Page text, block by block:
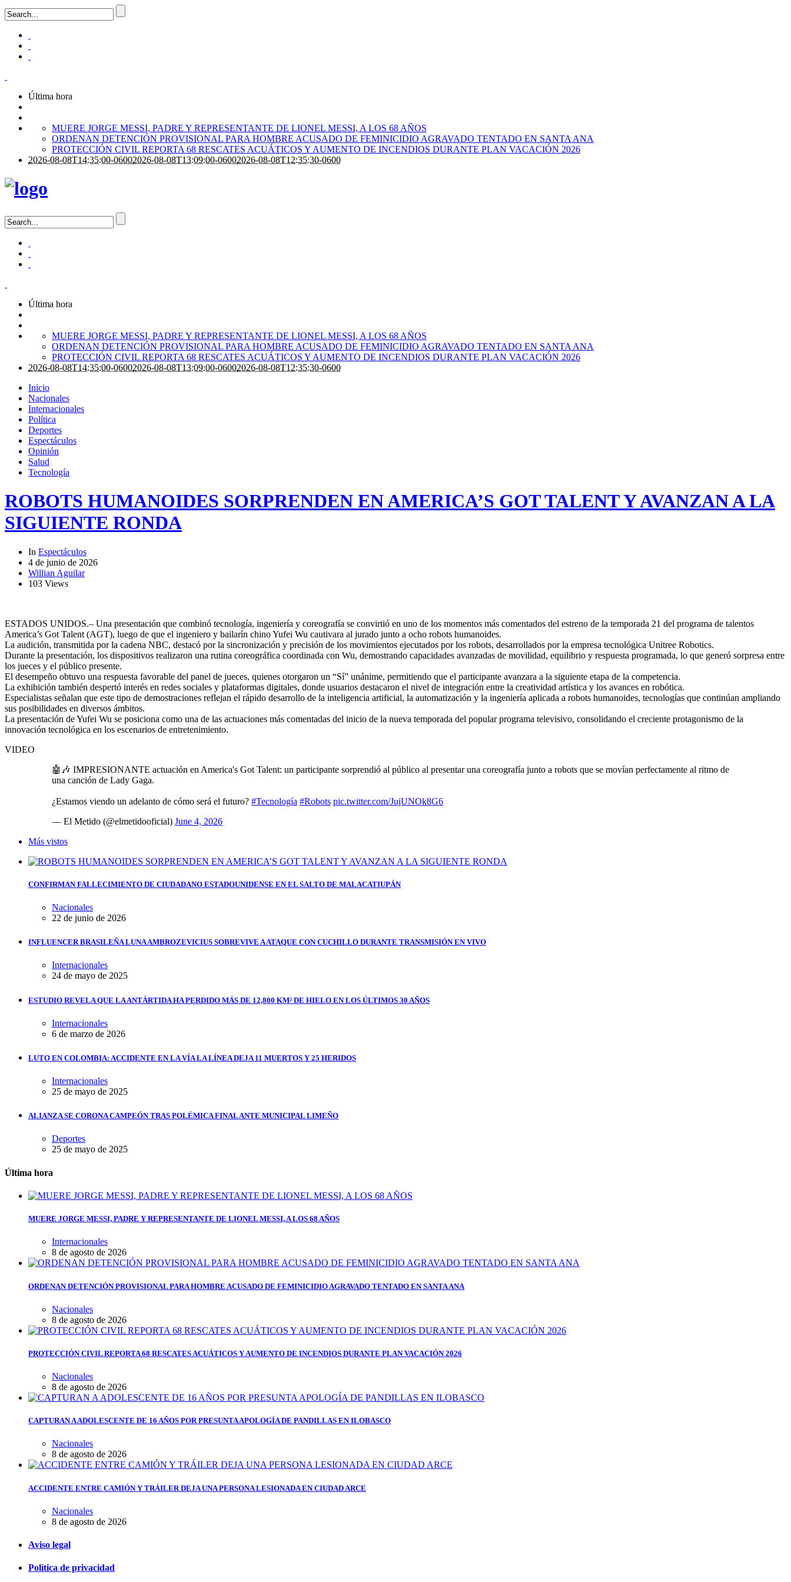
Última hora
MUERE JORGE MESSI, PADRE Y REPRESENTANTE DE LIONEL MESSI, A LOS 68 AÑOS
ORDENAN DETENCIÓN PROVISIONAL PARA HOMBRE ACUSADO DE FEMINICIDIO AGRAVADO TENTADO EN SANTA ANA
PROTECCIÓN CIVIL REPORTA 68 RESCATES ACUÁTICOS Y AUMENTO DE INCENDIOS DURANTE PLAN VACACIÓN 2026
2026-08-08T14:35:00-06002026-08-08T13:09:00-06002026-08-08T12:35:30-0600
Última hora
MUERE JORGE MESSI, PADRE Y REPRESENTANTE DE LIONEL MESSI, A LOS 68 AÑOS
ORDENAN DETENCIÓN PROVISIONAL PARA HOMBRE ACUSADO DE FEMINICIDIO AGRAVADO TENTADO EN SANTA ANA
PROTECCIÓN CIVIL REPORTA 68 RESCATES ACUÁTICOS Y AUMENTO DE INCENDIOS DURANTE PLAN VACACIÓN 2026
2026-08-08T14:35:00-06002026-08-08T13:09:00-06002026-08-08T12:35:30-0600
Inicio
Nacionales
Internacionales
Política
Deportes
Espectáculos
Opinión
Salud
Tecnología
ROBOTS HUMANOIDES SORPRENDEN EN AMERICA’S GOT TALENT Y AVANZAN A LA
SIGUIENTE RONDA
In Espectáculos
4 de junio de 2026
Willian Aguilar
103 Views
ESTADOS UNIDOS.– Una presentación que combinó tecnología, ingeniería y coreografía se convirtió en uno de los momentos más comentados del estreno de la temporada 21 del programa de talentos
America’s Got Talent (AGT), luego de que el ingeniero y bailarín chino Yufei Wu cautivara al jurado junto a ocho robots humanoides.
La audición, transmitida por la cadena NBC, destacó por la sincronización y precisión de los movimientos ejecutados por los robots, desarrollados por la empresa tecnológica Unitree Robotics.
Durante la presentación, los dispositivos realizaron una rutina coreográfica coordinada con Wu, demostrando capacidades avanzadas de movilidad, equilibrio y respuesta programada, lo que generó sorpresa entre
los jueces y el público presente.
El desempeño obtuvo una respuesta favorable del panel de jueces, quienes otorgaron un “Sí” unánime, permitiendo que el participante avanzara a la siguiente etapa de la competencia.
La exhibición también despertó interés en redes sociales y plataformas digitales, donde usuarios destacaron el nivel de integración entre la creatividad artística y los avances en robótica.
Especialistas señalan que este tipo de demostraciones reflejan el rápido desarrollo de la inteligencia artificial, la automatización y la ingeniería aplicada a robots humanoides, tecnologías que continúan ampliando
sus posibilidades en diversos ámbitos.
La presentación de Yufei Wu se posiciona como una de las actuaciones más comentadas del inicio de la nueva temporada del popular programa televisivo, consolidando el creciente protagonismo de la
innovación tecnológica en los escenarios de entretenimiento.
VIDEO
🤖🎶 IMPRESIONANTE actuación en America's Got Talent: un participante sorprendió al público al presentar una coreografía junto a robots que se movían perfectamente al ritmo de
una canción de Lady Gaga.
¿Estamos viendo un adelanto de cómo será el futuro? #Tecnología #Robots pic.twitter.com/JujUNOk8G6
— El Metido (@elmetidooficial) June 4, 2026
Más vistos
CONFIRMAN FALLECIMIENTO DE CIUDADANO ESTADOUNIDENSE EN EL SALTO DE MALACATIUPÁN
Nacionales
22 de junio de 2026
INFLUENCER BRASILEÑA LUNA AMBROZEVICIUS SOBREVIVE A ATAQUE CON CUCHILLO DURANTE TRANSMISIÓN EN VIVO
Internacionales
24 de mayo de 2025
ESTUDIO REVELA QUE LA ANTÁRTIDA HA PERDIDO MÁS DE 12,800 KM² DE HIELO EN LOS ÚLTIMOS 30 AÑOS
Internacionales
6 de marzo de 2026
LUTO EN COLOMBIA: ACCIDENTE EN LA VÍA LA LÍNEA DEJA 11 MUERTOS Y 25 HERIDOS
Internacionales
25 de mayo de 2025
ALIANZA SE CORONA CAMPEÓN TRAS POLÉMICA FINAL ANTE MUNICIPAL LIMEÑO
Deportes
25 de mayo de 2025
Última hora
MUERE JORGE MESSI, PADRE Y REPRESENTANTE DE LIONEL MESSI, A LOS 68 AÑOS
Internacionales
8 de agosto de 2026
ORDENAN DETENCIÓN PROVISIONAL PARA HOMBRE ACUSADO DE FEMINICIDIO AGRAVADO TENTADO EN SANTA ANA
Nacionales
8 de agosto de 2026
PROTECCIÓN CIVIL REPORTA 68 RESCATES ACUÁTICOS Y AUMENTO DE INCENDIOS DURANTE PLAN VACACIÓN 2026
Nacionales
8 de agosto de 2026
CAPTURAN A ADOLESCENTE DE 16 AÑOS POR PRESUNTA APOLOGÍA DE PANDILLAS EN ILOBASCO
Nacionales
8 de agosto de 2026
ACCIDENTE ENTRE CAMIÓN Y TRÁILER DEJA UNA PERSONA LESIONADA EN CIUDAD ARCE
Nacionales
8 de agosto de 2026
Aviso legal
Política de privacidad